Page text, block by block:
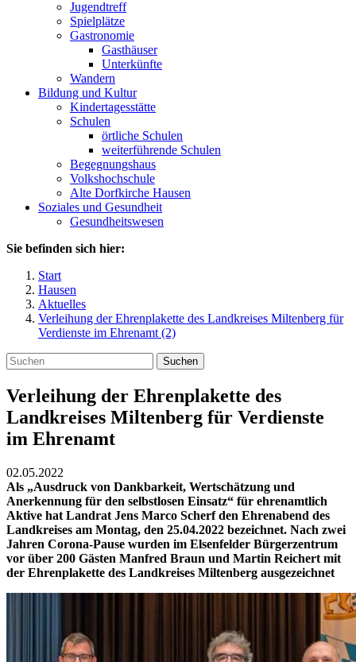
Jugendtreff
Spielplätze
Gastronomie
Gasthäuser
Unterkünfte
Wandern
Bildung und Kultur
Kindertagesstätte
Schulen
örtliche Schulen
weiterführende Schulen
Begegnungshaus
Volkshochschule
Alte Dorfkirche Hausen
Soziales und Gesundheit
Gesundheitswesen
Sie befinden sich hier:
Start
Hausen
Aktuelles
Verleihung der Ehrenplakette des Landkreises Miltenberg für
Verdienste im Ehrenamt (2)
Suchen
Verleihung der Ehrenplakette des
Landkreises Miltenberg für Verdienste
im Ehrenamt
02.05.2022
Als „Ausdruck von Dankbarkeit, Wertschätzung und
Anerkennung für den selbstlosen Einsatz“ für ehrenamtlich
Aktive hat Landrat Jens Marco Scherf den Ehrenabend des
Landkreises am Montag, den 25.04.2022 bezeichnet. Nach zwei
Jahren Corona-Pause wurden im Elsenfelder Bürgerzentrum
vor über 200 Gästen Manfred Braun und Martin Reichert mit
der Ehrenplakette des Landkreises Miltenberg ausgezeichnet